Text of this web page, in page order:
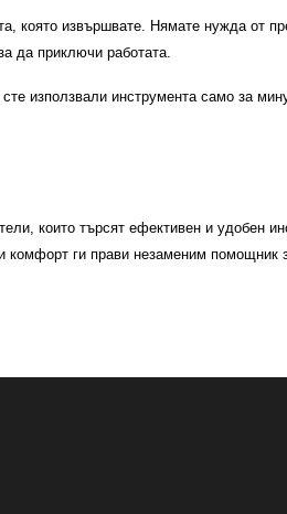
която извършвате. Нямате нужда от
да приключи работата.
използвали инструмента само за
които търсят ефективен и удобен
ги прави незаменим помощник